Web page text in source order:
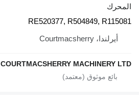
المحرك
RE520377, R504849, R115081
أيرلندا، Courtmacsherry
COURTMACSHERRY MACHINERY LTD